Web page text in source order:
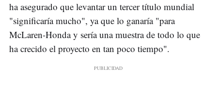
ha asegurado que levantar un tercer título mundial
"significaría mucho", ya que lo ganaría "para
McLaren-Honda y sería una muestra de todo lo que
ha crecido el proyecto en tan poco tiempo".